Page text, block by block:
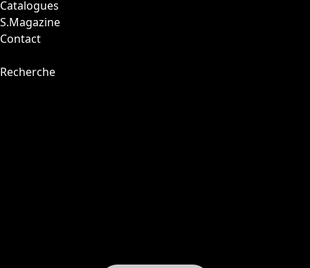
Catalogues
S.Magazine
Contact
Recherche